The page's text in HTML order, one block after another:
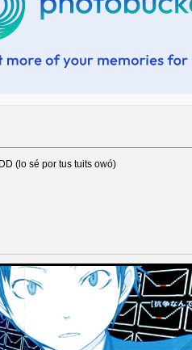
(lo sé por tus tuits owó)